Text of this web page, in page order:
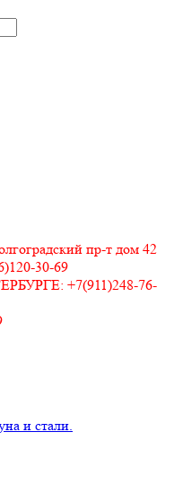
пр-т дом 42
30-69
+7(911)248-76-
и стали.